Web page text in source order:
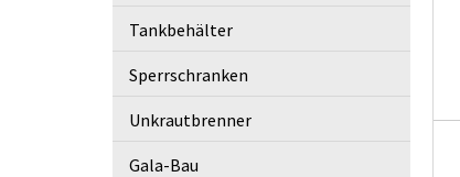
Tankbehälter
Sperrschranken
Unkrautbrenner
Gala-Bau